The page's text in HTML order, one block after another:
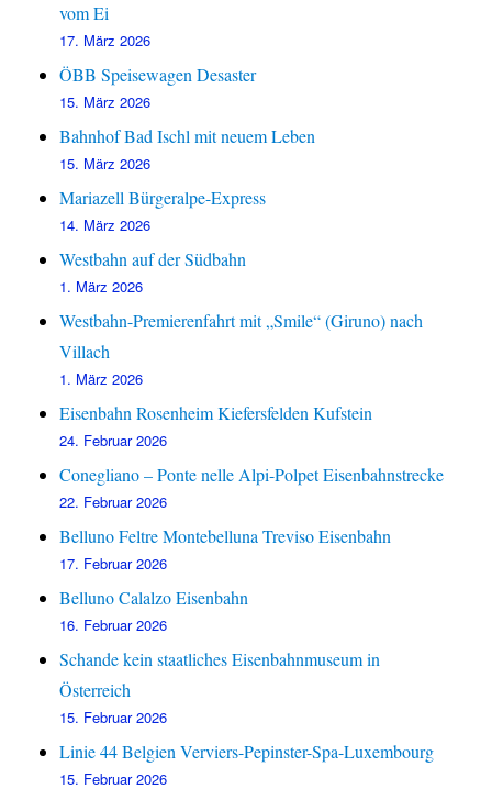
vom Ei
17. März 2026
ÖBB Speisewagen Desaster
15. März 2026
Bahnhof Bad Ischl mit neuem Leben
15. März 2026
Mariazell Bürgeralpe-Express
14. März 2026
Westbahn auf der Südbahn
1. März 2026
Westbahn-Premierenfahrt mit „Smile“ (Giruno) nach
Villach
1. März 2026
Eisenbahn Rosenheim Kiefersfelden Kufstein
24. Februar 2026
Conegliano – Ponte nelle Alpi-Polpet Eisenbahnstrecke
22. Februar 2026
Belluno Feltre Montebelluna Treviso Eisenbahn
17. Februar 2026
Belluno Calalzo Eisenbahn
16. Februar 2026
Schande kein staatliches Eisenbahnmuseum in
Österreich
15. Februar 2026
Linie 44 Belgien Verviers-Pepinster-Spa-Luxembourg
15. Februar 2026